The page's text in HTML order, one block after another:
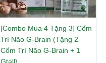
[Combo Mua 4 Tặng 3] Cốm
Trí Não G-Brain (Tặng 2
Cốm Trí Não G-Brain + 1